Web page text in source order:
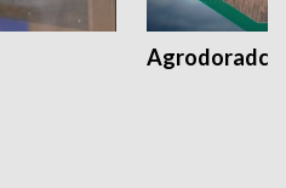
Agrodoradcy